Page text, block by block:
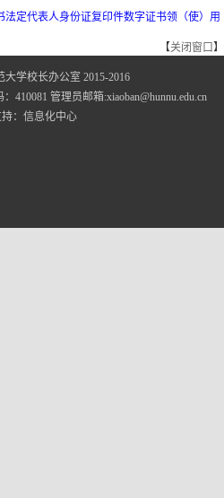
定代表人身份证复印件数字证书领（使）用
【关闭窗口 】
学校长办公室 2015-2016
410081 管理员邮箱:xiaoban@hunnu.edu.cn
：信息化中心